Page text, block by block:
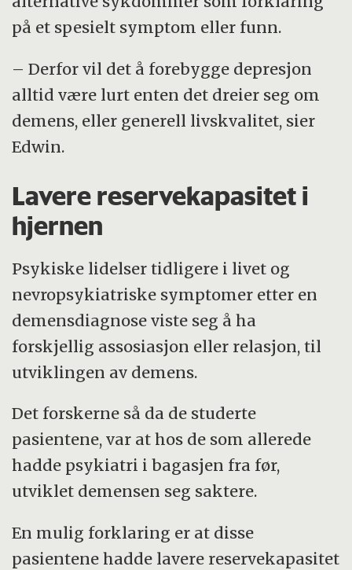
på et spesielt symptom eller funn.
– Derfor vil det å forebygge depresjon
alltid være lurt enten det dreier seg om
demens, eller generell livskvalitet, sier
Edwin.
Lavere reservekapasitet i
hjernen
Psykiske lidelser tidligere i livet og
nevropsykiatriske symptomer etter en
demensdiagnose viste seg å ha
forskjellig assosiasjon eller relasjon, til
utviklingen av demens.
Det forskerne så da de studerte
pasientene, var at hos de som allerede
hadde psykiatri i bagasjen fra før,
utviklet demensen seg saktere.
En mulig forklaring er at disse
pasientene hadde lavere reservekapasitet